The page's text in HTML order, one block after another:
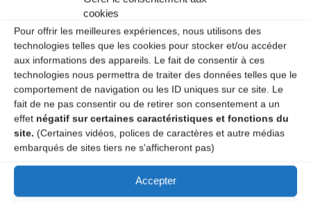
cookies
Pour offrir les meilleures expériences, nous utilisons des
technologies telles que les cookies pour stocker et/ou accéder
aux informations des appareils. Le fait de consentir à ces
technologies nous permettra de traiter des données telles que le
comportement de navigation ou les ID uniques sur ce site. Le
fait de ne pas consentir ou de retirer son consentement a un
effet négatif sur certaines caractéristiques et fonctions du
site. (Certaines vidéos, polices de caractères et autre médias
embarqués de sites tiers ne s'afficheront pas)
Accepter
Save my name, email, and site URL in my browser for next
time I post a comment.
Ce site utilise Akismet pour réduire les indésirables.